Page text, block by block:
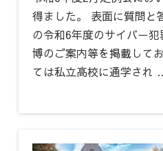
得ました。 表面に質問と
の令和6年度のサイバー
博のご案内等を掲載して
ては私立高校に通学され